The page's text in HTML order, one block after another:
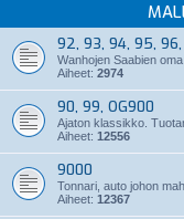
92, 93, 94, 95,
Wanhojen Saabien
Aiheet: 2974
90, 99, OG900
Ajaton klassikko.
Aiheet: 12556
9000
Tonnari, auto johon
Aiheet: 12367